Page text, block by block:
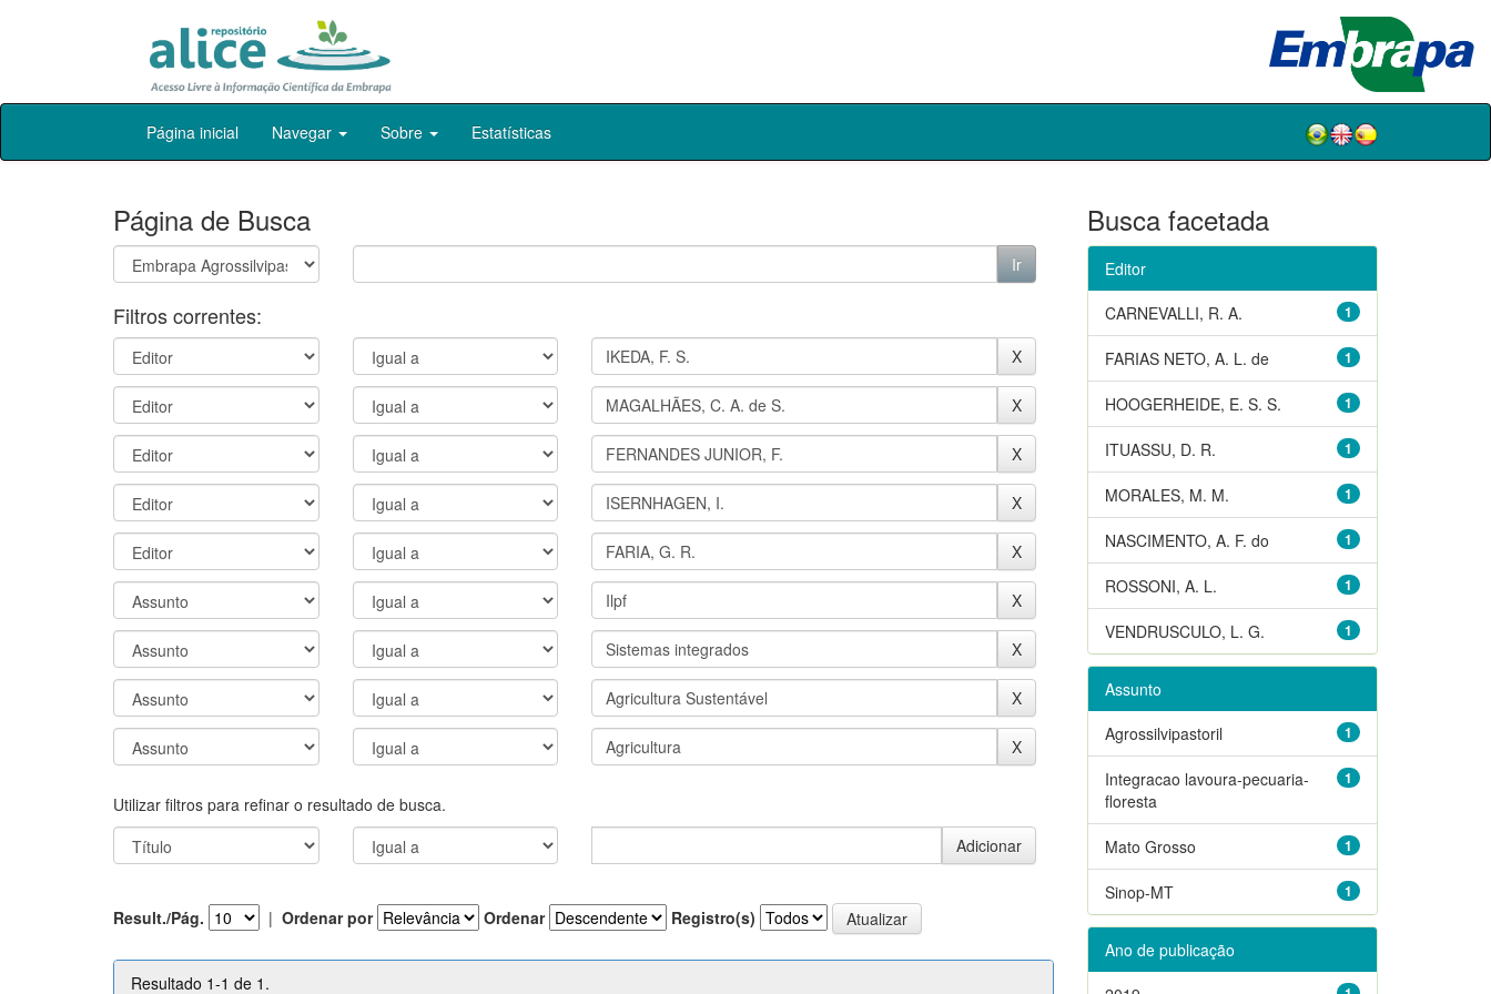
Skip
Página inicial Navegar Sobre Estatísticas
Página de Busca
Filtros correntes:
Utilizar filtros para refinar o resultado de busca.
Result./Pág. | Ordenar por Ordenar Registro(s)
Resultado 1-1 de 1.
Busca facetada
Editor
1
CARNEVALLI, R. A.
1
FARIAS NETO, A. L. de
1
HOOGERHEIDE, E. S. S.
1
ITUASSU, D. R.
1
MORALES, M. M.
1
NASCIMENTO, A. F. do
1
ROSSONI, A. L.
1
VENDRUSCULO, L. G.
Assunto
1
Agrossilvipastoril
1
Integracao lavoura-pecuaria-
floresta
1
Mato Grosso
1
Sinop-MT
Ano de publicação